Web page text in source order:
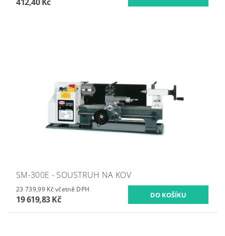
SM-300E - SOUSTRUH NA KOV
23 739,99 Kč včetně DPH
19 619,83 Kč